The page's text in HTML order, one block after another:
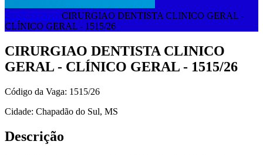
SEST SENAT CIRURGIAO DENTISTA CLINICO GERAL -
CLÍNICO GERAL - 1515/26
CIRURGIAO DENTISTA CLINICO
GERAL - CLÍNICO GERAL - 1515/26
Código da Vaga: 1515/26
Cidade: Chapadão do Sul, MS
Descrição